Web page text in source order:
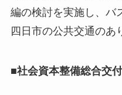
編の検討を実施し、バ
四日市の公共交通のあ
■社会資本整備総合交